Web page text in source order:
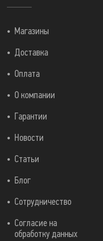
Магазины
Доставка
Оплата
О компании
Гарантии
Новости
Статьи
Блог
Сотрудничество
Согласие на
обработку данных